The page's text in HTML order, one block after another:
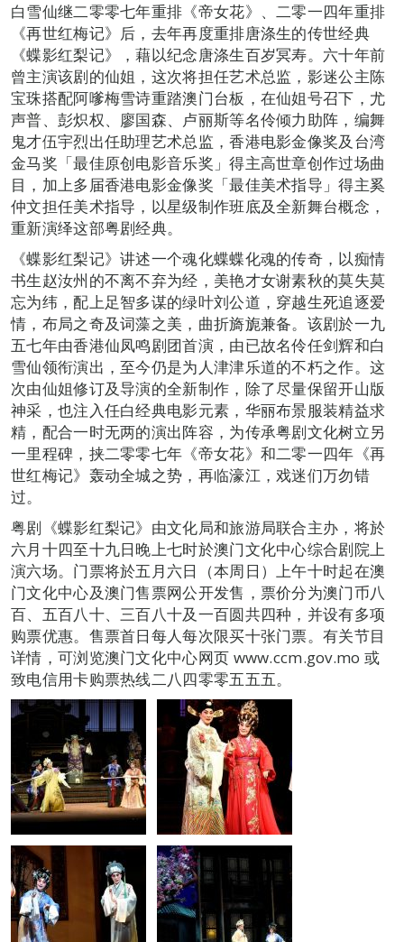
白雪仙继二零零七年重排《帝女花》、二零一四年重排
《再世红梅记》后，去年再度重排唐涤生的传世经典
《蝶影红梨记》，藉以纪念唐涤生百岁冥寿。六十年前
曾主演该剧的仙姐，这次将担任艺术总监，影迷公主陈
宝珠搭配阿嗲梅雪诗重踏澳门台板，在仙姐号召下，尤
声普、彭炽权、廖国森、卢丽斯等名伶倾力助阵，编舞
鬼才伍宇烈出任助理艺术总监，香港电影金像奖及台湾
金马奖「最佳原创电影音乐奖」得主高世章创作过场曲
目，加上多届香港电影金像奖「最佳美术指导」得主奚
仲文担任美术指导，以星级制作班底及全新舞台概念，
重新演绎这部粤剧经典。
《蝶影红梨记》讲述一个魂化蝶蝶化魂的传奇，以痴情
书生赵汝州的不离不弃为经，美艳才女谢素秋的莫失莫
忘为纬，配上足智多谋的绿叶刘公道，穿越生死追逐爱
情，布局之奇及词藻之美，曲折旖旎兼备。该剧於一九
五七年由香港仙凤鸣剧团首演，由已故名伶任剑辉和白
雪仙领衔演出，至今仍是为人津津乐道的不朽之作。这
次由仙姐修订及导演的全新制作，除了尽量保留开山版
神采，也注入任白经典电影元素，华丽布景服装精益求
精，配合一时无两的演出阵容，为传承粤剧文化树立另
一里程碑，挟二零零七年《帝女花》和二零一四年《再
世红梅记》轰动全城之势，再临濠江，戏迷们万勿错
过。
粤剧《蝶影红梨记》由文化局和旅游局联合主办，将於
六月十四至十九日晚上七时於澳门文化中心综合剧院上
演六场。门票将於五月六日（本周日）上午十时起在澳
门文化中心及澳门售票网公开发售，票价分为澳门币八
百、五百八十、三百八十及一百圆共四种，并设有多项
购票优惠。售票首日每人每次限买十张门票。有关节目
详情，可浏览澳门文化中心网页 www.ccm.gov.mo 或
致电信用卡购票热线二八四零零五五五。